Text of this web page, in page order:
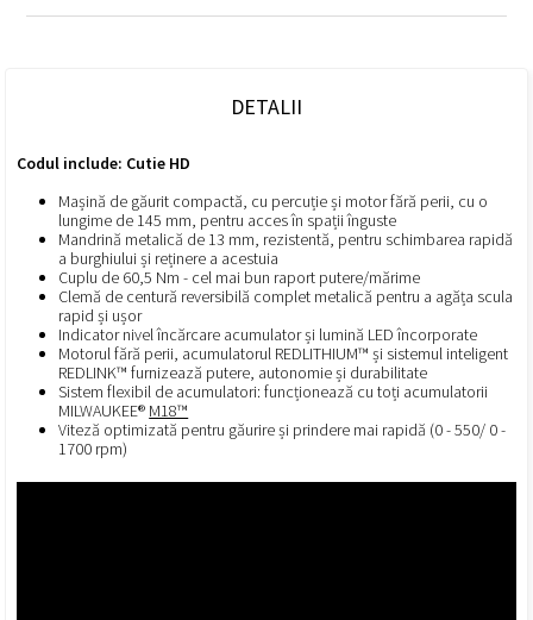
DETALII
Codul include: Cutie HD
Mașină de găurit compactă, cu percuție și motor fără perii, cu o
lungime de 145 mm, pentru acces în spații înguste
Mandrină metalică de 13 mm, rezistentă, pentru schimbarea rapidă
a burghiului și reținere a acestuia
Cuplu de 60,5 Nm - cel mai bun raport putere/mărime
Clemă de centură reversibilă complet metalică pentru a agăța scula
rapid și ușor
Indicator nivel încărcare acumulator și lumină LED încorporate
Motorul fără perii, acumulatorul REDLITHIUM™ și sistemul inteligent
REDLINK™ furnizează putere, autonomie și durabilitate
Sistem flexibil de acumulatori: funcționează cu toți acumulatorii
MILWAUKEE® M18™
Viteză optimizată pentru găurire și prindere mai rapidă (0 - 550/ 0 -
1700 rpm)